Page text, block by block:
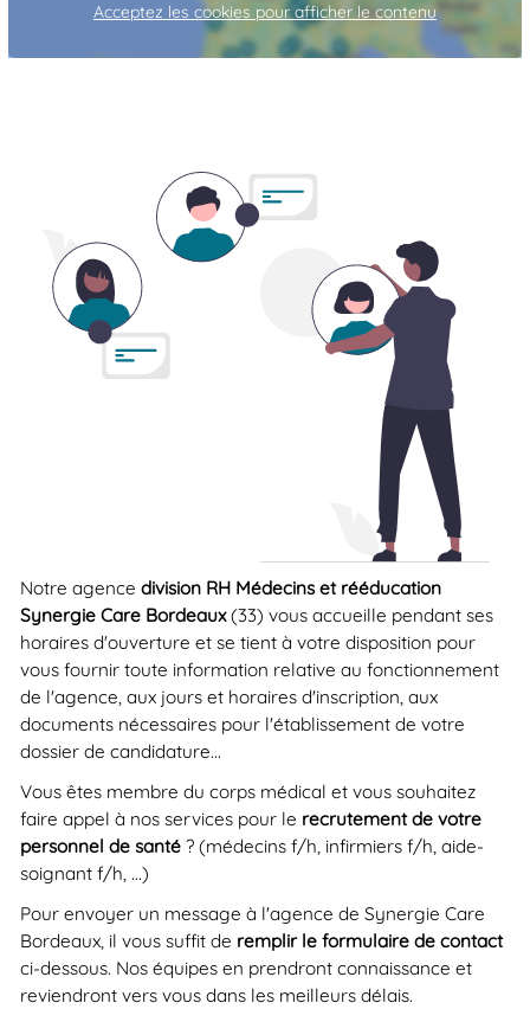
Acceptez les cookies pour afficher le contenu
Notre agence division RH Médecins et rééducation
Synergie Care Bordeaux(33) vous accueille pendant ses
horaires d'ouverture et se tient à votre disposition pour
vous fournir toute information relative au fonctionnement
de l'agence, aux jours et horaires d'inscription, aux
documents nécessaires pour l'établissement de votre
dossier de candidature...
Vous êtes membre du corps médical et vous souhaitez
faire appel à nos services pour le recrutement de votre
personnel de santé? (médecins f/h, infirmiers f/h, aide-
soignant f/h, ...)
Pour envoyer un message à l'agence de Synergie Care
Bordeaux, il vous suffit de remplir le formulaire de contact
ci-dessous. Nos équipes en prendront connaissance et
reviendront vers vous dans les meilleurs délais.